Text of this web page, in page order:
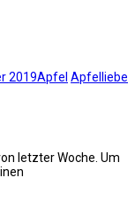
2019Apfel Apfelliebe
letzter Woche. Um